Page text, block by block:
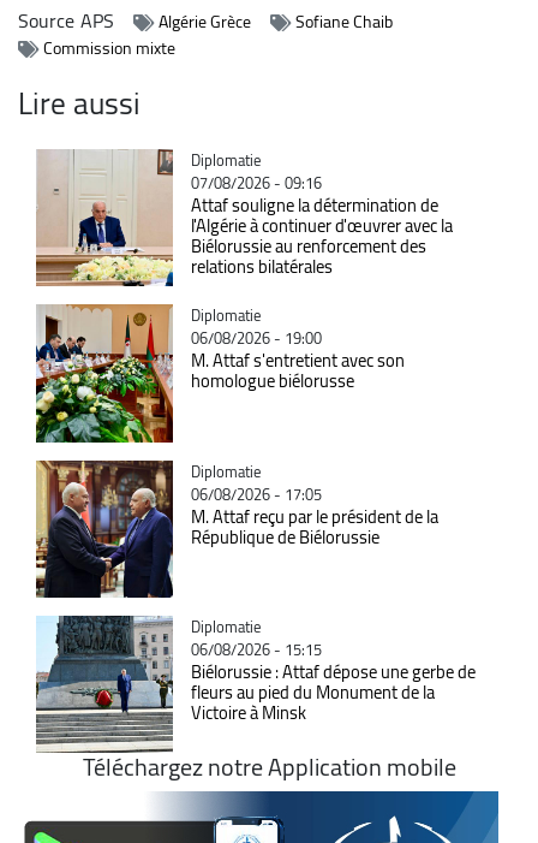
SourceAPS Algérie Grèce
Sofiane Chaib
Commission mixte
Lire aussi
Catégorie
Diplomatie
07/08/2026 - 09:16
Attaf souligne la détermination de
l'Algérie à continuer d'œuvrer avec la
Biélorussie au renforcement des
relations bilatérales
Catégorie
Diplomatie
06/08/2026 - 19:00
M. Attaf s'entretient avec son
homologue biélorusse
Catégorie
Diplomatie
06/08/2026 - 17:05
M. Attaf reçu par le président de la
République de Biélorussie
Catégorie
Diplomatie
06/08/2026 - 15:15
Biélorussie : Attaf dépose une gerbe de
fleurs au pied du Monument de la
Victoire à Minsk
Téléchargez notre Application mobile